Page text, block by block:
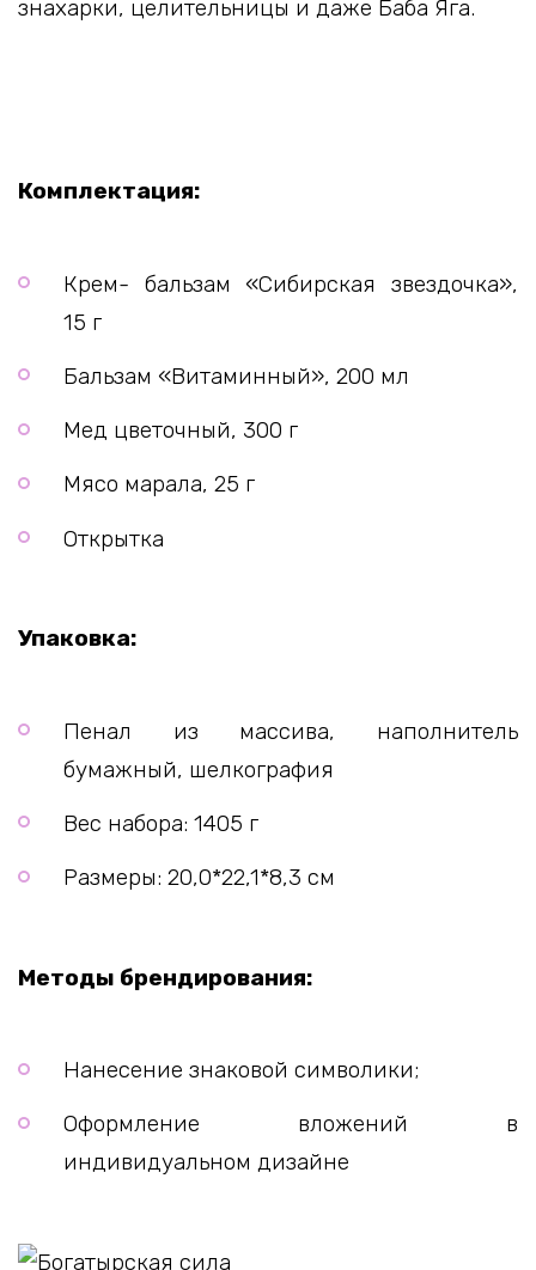
знахарки, целительницы и даже Баба Яга.
Комплектация:
Крем- бальзам «Сибирская звездочка»,
15 г
Бальзам «Витаминный», 200 мл
Мед цветочный, 300 г
Мясо марала, 25 г
Открытка
Упаковка:
Пенал из массива, наполнитель
бумажный, шелкография
Вес набора: 1405 г
Размеры: 20,0*22,1*8,3 см
Методы брендирования:
Нанесение знаковой символики;
Оформление вложений в
индивидуальном дизайне